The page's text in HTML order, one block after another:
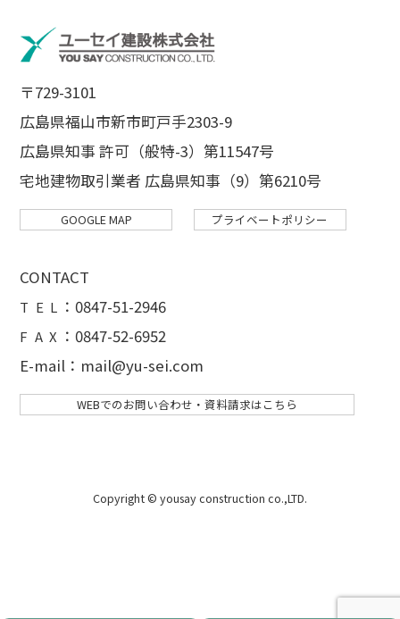
〒729-3101
広島県福山市新市町戸手2303-9
広島県知事 許可（般特-3）第11547号
宅地建物取引業者 広島県知事（9）第6210号
GOOGLE MAP プライベートポリシー
CONTACT
T E L ： 0847-51-2946
F A X ：0847-52-6952
E-mail：mail@yu-sei.com
WEBでのお問い合わせ・資料請求はこちら
Copyright © yousay construction co.,LTD.